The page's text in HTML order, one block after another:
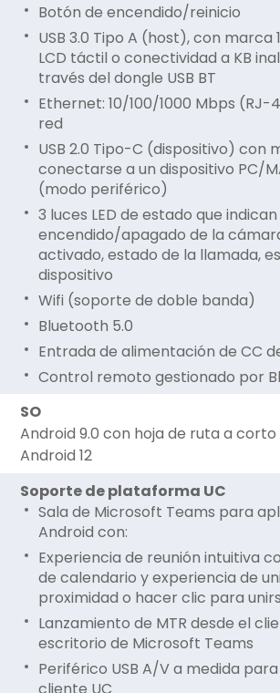
Botón de encendido/reinicio
USB 3.0 Tipo A (host), con
LCD táctil o conectividad a KB
través del dongle USB BT
Ethernet: 10/100/1000 Mbps
red
USB 2.0 Tipo-C (dispositivo) con
conectarse a un dispositivo PC/
(modo periférico)
3 luces LED de estado que indican
encendido/apagado de la
activado, estado de la llamada,
dispositivo
Wifi (soporte de doble banda)
Bluetooth 5.0
Entrada de alimentación de CC
Control remoto gestionado por
SO
Android 9.0 con hoja de ruta a
Android 12
Soporte de plataforma UC
Sala de Microsoft Teams para
Android con:
Experiencia de reunión intuitiva
de calendario y experiencia de
proximidad o hacer clic para
Lanzamiento de MTR desde el
escritorio de Microsoft Teams
Periférico USB A/V a medida
cliente UC